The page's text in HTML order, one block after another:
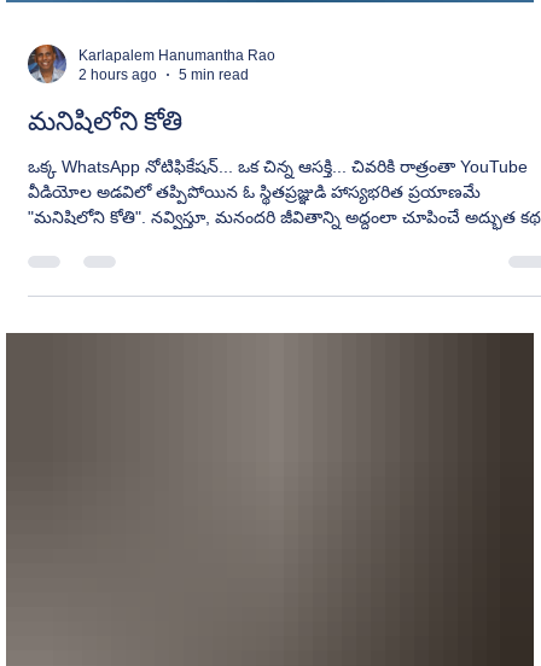
Karlapalem Hanumantha Rao
2 hours ago
5 min read
మనిషిలోని కోతి
ఒక్క WhatsApp నోటిఫికేషన్... ఒక చిన్న ఆసక్తి... చివరికి రాత్రంతా YouTube
"మనిషిలోని కోతి". నవ్విస్తూ, మనందరి జీవితాన్ని అద్దంలా చూపించే అద్భుత